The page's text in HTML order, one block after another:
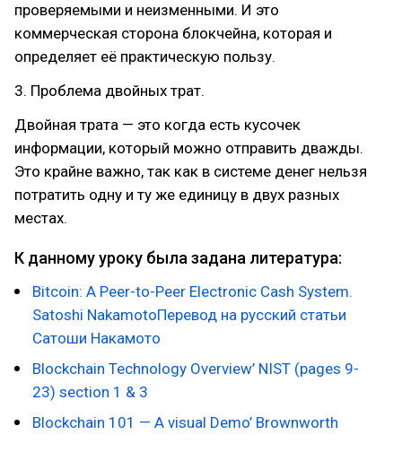
проверяемыми и неизменными. И это
коммерческая сторона блокчейна, которая и
определяет её практическую пользу.
3. Проблема двойных трат.
Двойная трата — это когда есть кусочек
информации, который можно отправить дважды.
Это крайне важно, так как в системе денег нельзя
потратить одну и ту же единицу в двух разных
местах.
К данному уроку была задана литература:
Bitcoin: A Peer-to-Peer Electronic Cash System.
Satoshi NakamotoПеревод на русский статьи
Сатоши Накамото
Blockchain Technology Overview’ NIST (pages 9-
23) section 1 & 3
Blockchain 101 — A visual Demo’ Brownworth